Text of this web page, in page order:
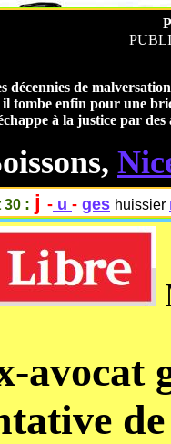
décennies de
il tombe enfin pour une
à la justice par des
30 : j - u - ges huissier
avocat